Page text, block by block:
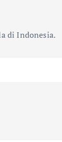
di Indonesia.